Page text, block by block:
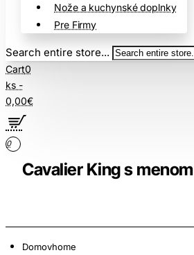
Nože a kuchynské doplnky
Pre Firmy
Search entire store...
Cart0
ks -
0,00€
0
Cavalier King s menom
Domovhome